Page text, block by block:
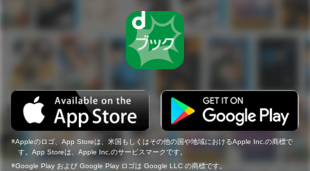
Appleのロゴ、App Storeは、米国もしくはその他の国や地域におけるApple Inc.の商標で
す。App Storeは、Apple Inc.のサービスマークです。
Google Play および Google Play ロゴは Google LLC の商標です。